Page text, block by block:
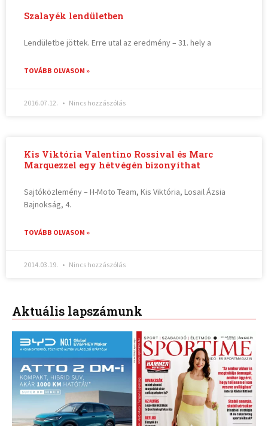
Szalayék lendületben
Lendületbe jöttek. Erre utal az eredmény – 31. hely a
TOVÁBB OLVASOM »
2016.07.12. Nincs hozzászólás
Kis Viktória Valentino Rossival és Marc
Marquezzel egy hétvégén bizonyíthat
Sajtóközlemény – H-Moto Team, Kis Viktória, Losail Ázsia
Bajnokság, 4.
TOVÁBB OLVASOM »
2014.03.19. Nincs hozzászólás
Aktuális lapszámunk